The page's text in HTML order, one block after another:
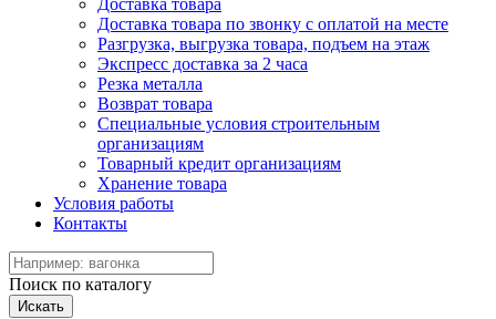
Доставка товара
Доставка товара по звонку с оплатой на месте
Разгрузка, выгрузка товара, подъем на этаж
Экспресс доставка за 2 часа
Резка металла
Возврат товара
Специальные условия строительным
организациям
Товарный кредит организациям
Хранение товара
Условия работы
Контакты
Поиск по каталогу
Искать